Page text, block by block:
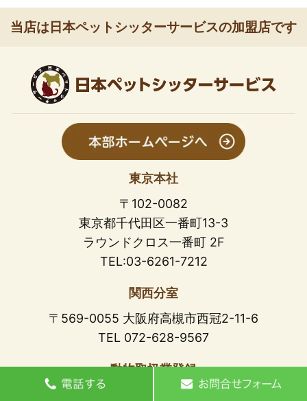
当店は日本ペットシッターサービスの加盟店です
東京本社
〒102-0082
東京都千代田区一番町13-3
ラウンドクロス一番町 2F
TEL:03-6261-7212
関西分室
〒569-0055 大阪府高槻市西冠2-11-6
TEL 072-628-9567
動物取扱業登録